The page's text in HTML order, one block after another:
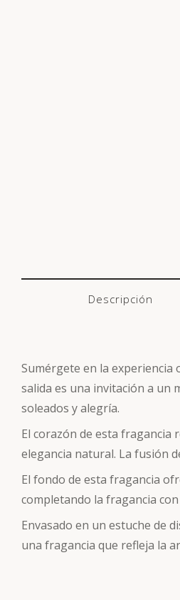
Descripción
Sumérgete en la experiencia
salida es una invitación a un
soleados y alegría.
El corazón de esta
elegancia natural. La fusión
El fondo de esta fragancia
completando la fragancia
Envasado en un estuche de
una fragancia que refleja la